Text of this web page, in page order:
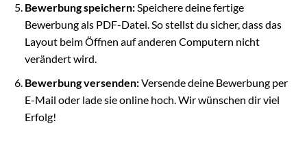
Bewerbung speichern:Speichere deine fertige
Bewerbung als PDF-Datei. So stellst du sicher, dass das
Layout beim Öffnen auf anderen Computern nicht
verändert wird.
Bewerbung versenden:Versende deine Bewerbung per
E-Mail oder lade sie online hoch. Wir wünschen dir viel
Erfolg!